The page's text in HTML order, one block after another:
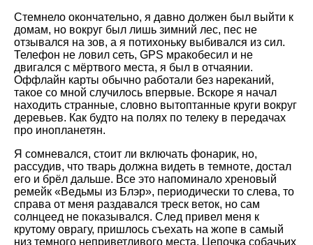
Стемнело окончательно, я давно должен был выйти к
домам, но вокруг был лишь зимний лес, пес не
отзывался на зов, а я потихоньку выбивался из сил.
Телефон не ловил сеть, GPS мракобесил и не
двигался с мёртвого места, я был в отчаянии.
Оффлайн карты обычно работали без нареканий,
такое со мной случилось впервые. Вскоре я начал
находить странные, словно вытоптанные круги вокруг
деревьев. Как будто на полях по телеку в передачах
про инопланетян.
Я сомневался, стоит ли включать фонарик, но,
рассудив, что тварь должна видеть в темноте, достал
его и брёл дальше. Все это напоминало хреновый
ремейк «Ведьмы из Блэр», периодически то слева, то
справа от меня раздавался треск веток, но сам
солнцеед не показывался. След привел меня к
крутому оврагу, пришлось съехать на жопе в самый
низ темного неприветливого места. Цепочка собачьих